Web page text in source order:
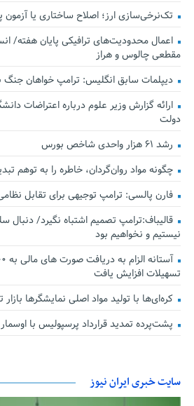
تک‌نرخی‌سازی ارز؛ اصلاح ساختاری یا آزمون
اعمال محدودیت‌های ترافیکی پایان هفته/
مقطعی چالوس و هراز
دیپلمات سابق انگلیس:‌ ترامپ خواهان جنگ
ارائه گزارش وزیر علوم درباره اعتراضات
دولت
رشد ۶۱ هزار واحدی شاخص بورس
چگونه مواد روان‌گردان، خاطره را به توهم
فارن پالسی: ترامپ توجیهی برای تقابل
قالیباف:ترامپ تصمیم اشتباه نگیرد/ دنبال
نیستیم و نخواهیم بود
تسهیلات افزایش یافت
کره‌ای‌ها با تولید مواد اصلی نمایشگرها
پشت‌پرده تمدید قرارداد پرسپولیس با
سایت خبری ایران نیوز